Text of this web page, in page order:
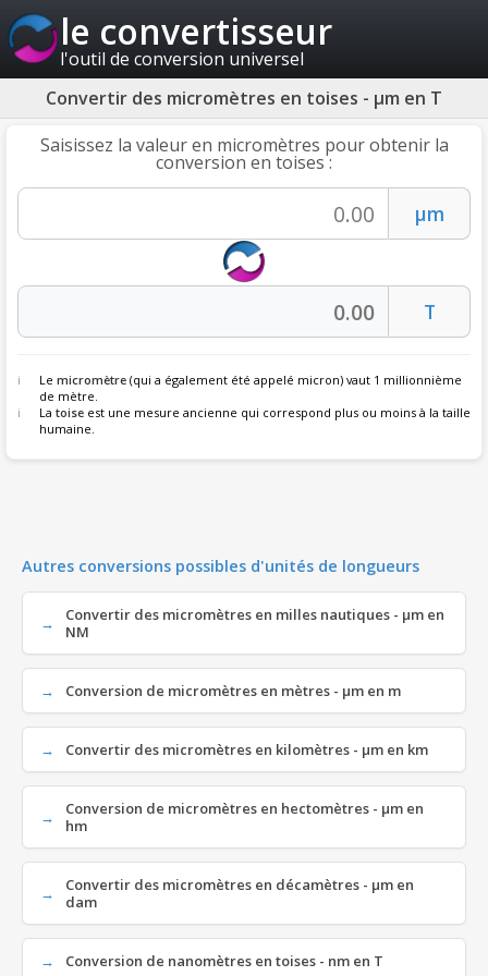
le convertisseur
l'outil de conversion universel
Convertir des micromètres en toises - µm en T
Saisissez la valeur en micromètres pour obtenir la
conversion en toises :
Le micromètre (qui a également été appelé micron) vaut 1 millionnième
de mètre.
La toise est une mesure ancienne qui correspond plus ou moins à la taille
humaine.
Autres conversions possibles d'unités de longueurs
Convertir des micromètres en milles nautiques - µm en
NM
Conversion de micromètres en mètres - µm en m
Convertir des micromètres en kilomètres - µm en km
Conversion de micromètres en hectomètres - µm en
hm
Convertir des micromètres en décamètres - µm en
dam
Conversion de nanomètres en toises - nm en T